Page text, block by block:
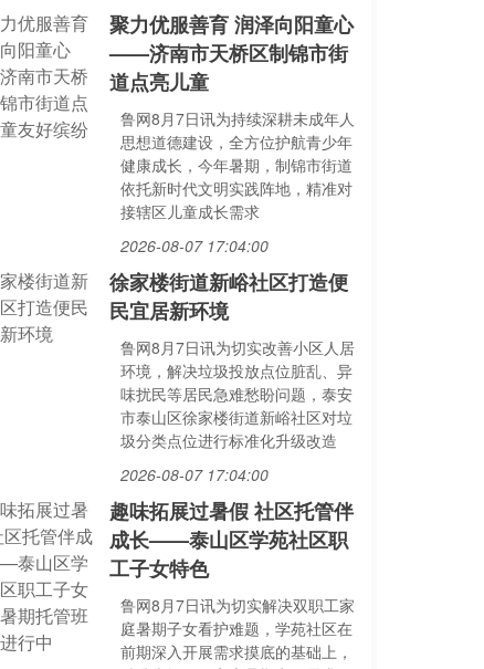
聚力优服善育 润泽向阳童心
——济南市天桥区制锦市街
道点亮儿童
鲁网8月7日讯为持续深耕未成年人
思想道德建设，全方位护航青少年
健康成长，今年暑期，制锦市街道
依托新时代文明实践阵地，精准对
接辖区儿童成长需求
2026-08-07 17:04:00
徐家楼街道新峪社区打造便
民宜居新环境
鲁网8月7日讯为切实改善小区人居
环境，解决垃圾投放点位脏乱、异
味扰民等居民急难愁盼问题，泰安
市泰山区徐家楼街道新峪社区对垃
圾分类点位进行标准化升级改造
2026-08-07 17:04:00
趣味拓展过暑假 社区托管伴
成长——泰山区学苑社区职
工子女特色
鲁网8月7日讯为切实解决双职工家
庭暑期子女看护难题，学苑社区在
前期深入开展需求摸底的基础上，